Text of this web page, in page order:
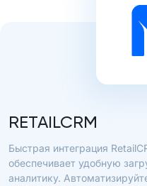
RETAILCRM
Быстрая интеграция
обеспечивает удобную
аналитику.